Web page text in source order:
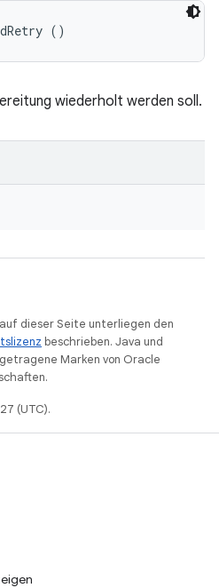
()
wiederholt werden soll.
dieser Seite unterliegen den
beschrieben. Java und
Marken von Oracle
(UTC).